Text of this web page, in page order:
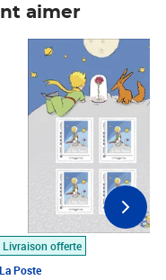
aimer
Livraison offerte
La Poste
Prix 7,50€